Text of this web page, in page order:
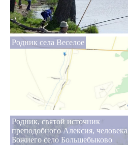
Родник села Веселое
Родник, святой источник
преподобного Алексия, человека
Божиего село Большебыково